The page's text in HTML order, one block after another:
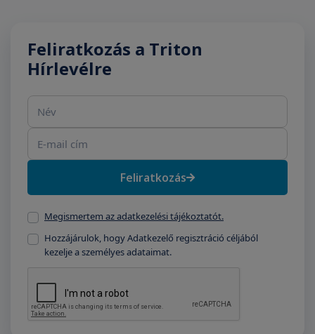
Feliratkozás a Triton
Hírlevélre
Feliratkozás
Megismertem az adatkezelési tájékoztatót.
Hozzájárulok, hogy Adatkezelő regisztráció céljából
kezelje a személyes adataimat.